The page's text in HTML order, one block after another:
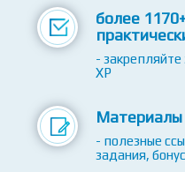
- без воды -
более
- закрепляйте
XP
Материалы